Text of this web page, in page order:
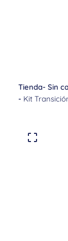
Tienda- Sin
- Kit